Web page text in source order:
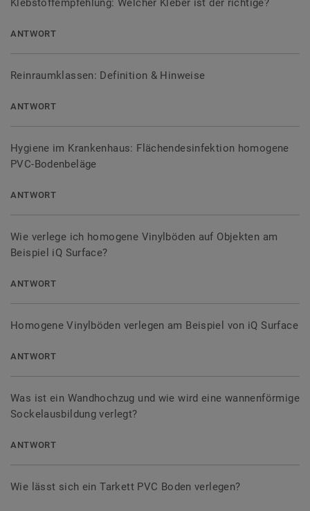
Klebstoffempfehlung: Welcher Kleber ist der richtige?
ANTWORT
Reinraumklassen: Definition & Hinweise
ANTWORT
Hygiene im Krankenhaus: Flächendesinfektion homogene
PVC-Bodenbeläge
ANTWORT
Wie verlege ich homogene Vinylböden auf Objekten am
Beispiel iQ Surface?
ANTWORT
Homogene Vinylböden verlegen am Beispiel von iQ Surface
ANTWORT
Was ist ein Wandhochzug und wie wird eine wannenförmige
Sockelausbildung verlegt?
ANTWORT
Wie lässt sich ein Tarkett PVC Boden verlegen?